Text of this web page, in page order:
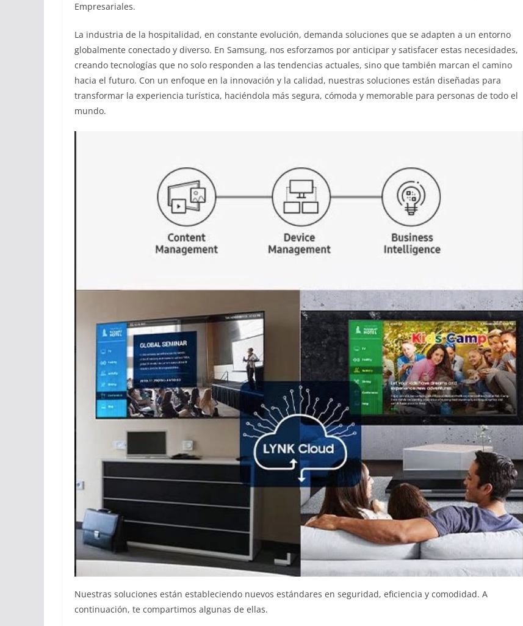
Empresariales.
La industria de la hospitalidad, en constante evolución, demanda soluciones que se adapten a un entorno
globalmente conectado y diverso. En Samsung, nos esforzamos por anticipar y satisfacer estas necesidades,
creando tecnologías que no solo responden a las tendencias actuales, sino que también marcan el camino
hacia el futuro. Con un enfoque en la innovación y la calidad, nuestras soluciones están diseñadas para
transformar la experiencia turística, haciéndola más segura, cómoda y memorable para personas de todo el
mundo.
Nuestras soluciones están estableciendo nuevos estándares en seguridad, eficiencia y comodidad. A
continuación, te compartimos algunas de ellas.